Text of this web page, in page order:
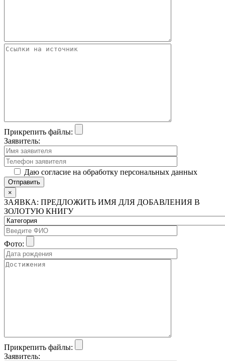
Прикрепить файлы:
Заявитель:
Даю согласие на обработку персональных данных
×
ЗАЯВКА: ПРЕДЛОЖИТЬ ИМЯ ДЛЯ ДОБАВЛЕНИЯ В
ЗОЛОТУЮ КНИГУ
Фото:
Прикрепить файлы:
Заявитель: